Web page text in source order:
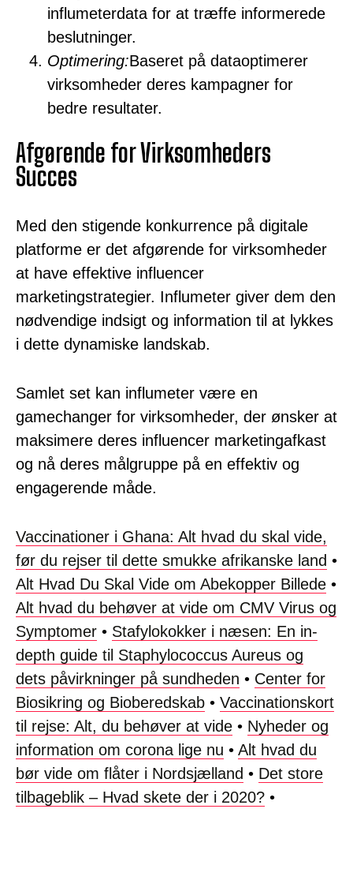
influmeterdata for at træffe informerede
beslutninger.
Optimering:Baseret på dataoptimerer
virksomheder deres kampagner for
bedre resultater.
Afgørende for Virksomheders
Succes
Med den stigende konkurrence på digitale
platforme er det afgørende for virksomheder
at have effektive influencer
marketingstrategier. Influmeter giver dem den
nødvendige indsigt og information til at lykkes
i dette dynamiske landskab.
Samlet set kan influmeter være en
gamechanger for virksomheder, der ønsker at
maksimere deres influencer marketingafkast
og nå deres målgruppe på en effektiv og
engagerende måde.
Vaccinationer i Ghana: Alt hvad du skal vide,
før du rejser til dette smukke afrikanske land •
Alt Hvad Du Skal Vide om Abekopper Billede •
Alt hvad du behøver at vide om CMV Virus og
Symptomer • Stafylokokker i næsen: En in-
depth guide til Staphylococcus Aureus og
dets påvirkninger på sundheden • Center for
Biosikring og Bioberedskab • Vaccinationskort
til rejse: Alt, du behøver at vide • Nyheder og
information om corona lige nu • Alt hvad du
bør vide om flåter i Nordsjælland • Det store
tilbageblik – Hvad skete der i 2020? •